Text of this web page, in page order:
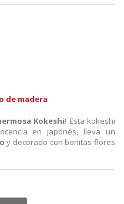
de madera
Kokeshi! Esta kokeshi
en japonés, lleva un
y decorado con bonitas flores